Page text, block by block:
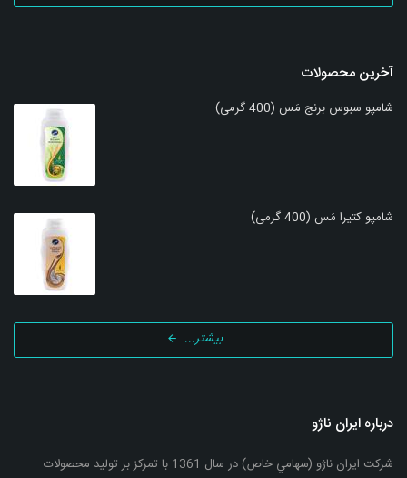
آخرین محصولات
شامپو سبوس برنج مَس (400 گرمی)
شامپو کتیرا مَس (400 گرمی)
بیشتر...
درباره ایران ناژو
شرکت ایران ناژو (سهامي خاص) در سال 1361 با تمرکز بر تولید محصولات